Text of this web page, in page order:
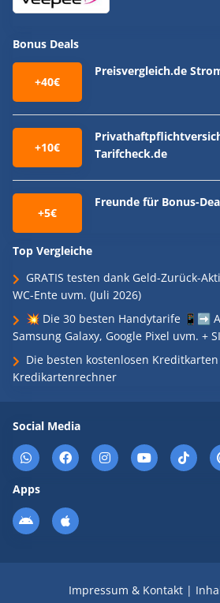
Bonus Deals
+40€
Preisvergleich.de
+10€
Tarifcheck.de
+5€
Freunde für Bonus-
Top Vergleiche
GRATIS testen dank Geld-Zurück-
WC-Ente uvm. (Juli 2026)
💥 Die 30 besten Handytarife 📱➡️
Samsung Galaxy, Google Pixel uvm. +
Die besten kostenlosen
Kredikartenrechner
Social Media
Apps
Impressum & Kontakt|